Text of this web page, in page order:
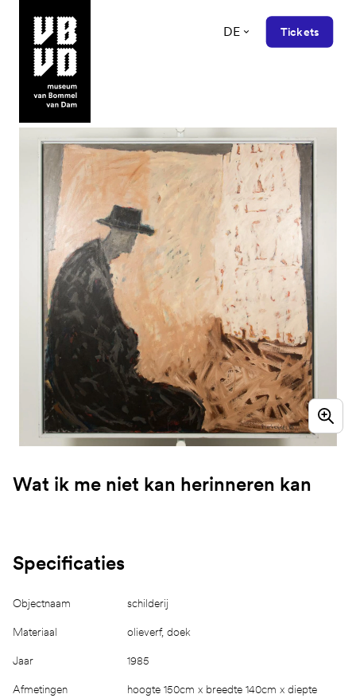
museum van Bommel van Dam
DE Tickets
Wat ik me niet kan herinneren kan
Specificaties
Objectnaam schilderij
Materiaal olieverf, doek
Jaar 1985
Afmetingen
hoogte 150cm x breedte 140cm x diepte